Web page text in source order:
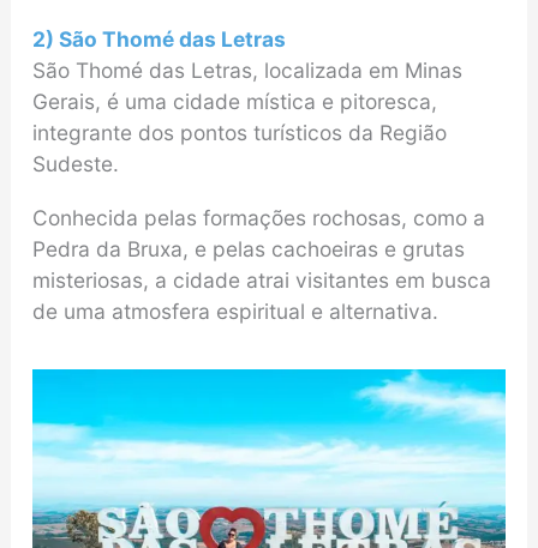
2) São Thomé das Letras
São Thomé das Letras, localizada em Minas
Gerais, é uma cidade mística e pitoresca,
integrante dos pontos turísticos da Região
Sudeste.
Conhecida pelas formações rochosas, como a
Pedra da Bruxa, e pelas cachoeiras e grutas
misteriosas, a cidade atrai visitantes em busca
de uma atmosfera espiritual e alternativa.